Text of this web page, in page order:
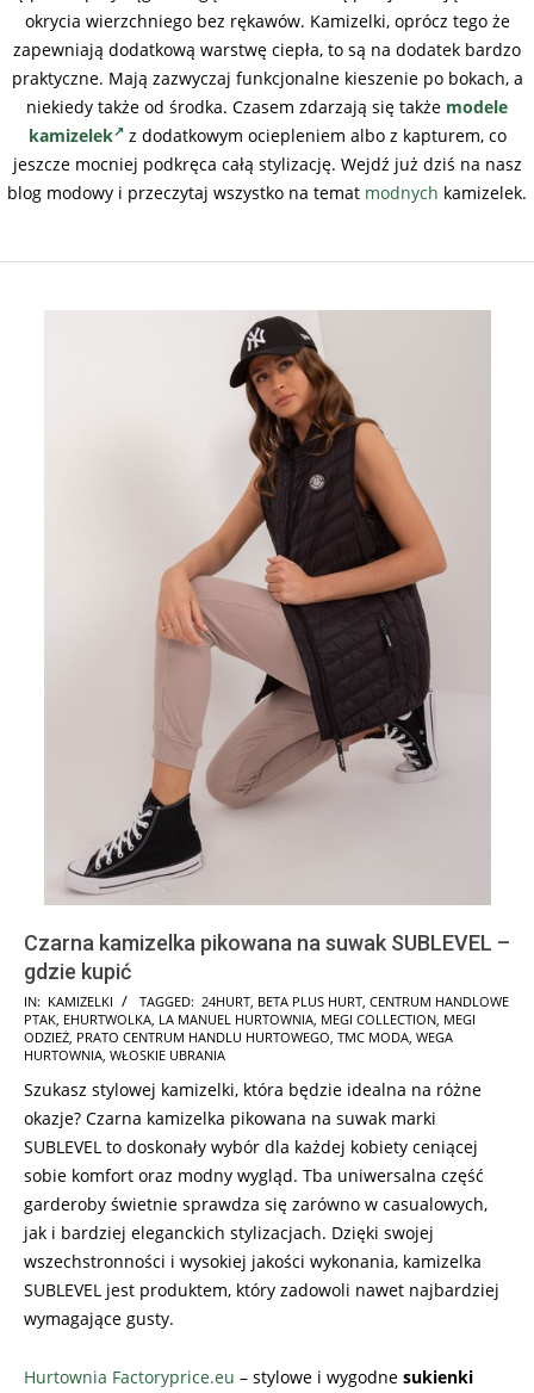
okrycia wierzchniego bez rękawów. Kamizelki, oprócz tego że
zapewniają dodatkową warstwę ciepła, to są na dodatek bardzo
praktyczne. Mają zazwyczaj funkcjonalne kieszenie po bokach, a
niekiedy także od środka. Czasem zdarzają się także modele
kamizelek z dodatkowym ociepleniem albo z kapturem, co
jeszcze mocniej podkręca całą stylizację. Wejdź już dziś na nasz
blog modowy i przeczytaj wszystko na temat modnych kamizelek.
Czarna kamizelka pikowana na suwak SUBLEVEL –
gdzie kupić
2025-
12-
02
IN: KAMIZELKI TAGGED: 24HURT, BETA PLUS HURT, CENTRUM HANDLOWE
PTAK, EHURTWOLKA, LA MANUEL HURTOWNIA, MEGI COLLECTION, MEGI
ODZIEŻ, PRATO CENTRUM HANDLU HURTOWEGO, TMC MODA, WEGA
HURTOWNIA, WŁOSKIE UBRANIA
Szukasz stylowej kamizelki, która będzie idealna na różne
okazje? Czarna kamizelka pikowana na suwak marki
SUBLEVEL to doskonały wybór dla każdej kobiety ceniącej
sobie komfort oraz modny wygląd. Tba uniwersalna część
garderoby świetnie sprawdza się zarówno w casualowych,
jak i bardziej eleganckich stylizacjach. Dzięki swojej
wszechstronności i wysokiej jakości wykonania, kamizelka
SUBLEVEL jest produktem, który zadowoli nawet najbardziej
wymagające gusty.
Hurtownia Factoryprice.eu – stylowe i wygodne sukienki